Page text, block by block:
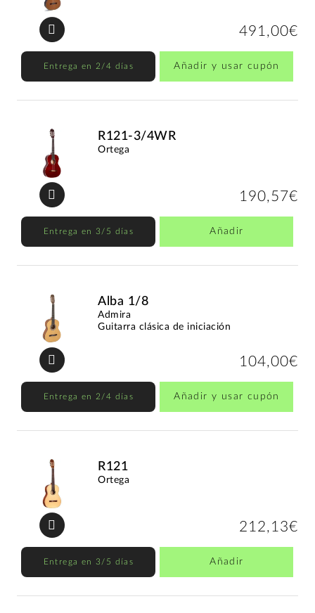
491,00€
Entrega en 2/4 días Añadir y usar cupón
R121-3/4WR
Ortega
190,57€
Entrega en 3/5 días Añadir
Alba 1/8
Admira
Guitarra clásica de iniciación
104,00€
Entrega en 2/4 días Añadir y usar cupón
R121
Ortega
212,13€
Entrega en 3/5 días Añadir